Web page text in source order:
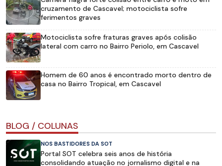
cruzamento de Cascavel; motociclista sofre
ferimentos graves
Motociclista sofre fraturas graves após colisão
lateral com carro no Bairro Periolo, em Cascavel
Homem de 60 anos é encontrado morto dentro de
casa no Bairro Tropical, em Cascavel
BLOG / COLUNAS
NOS BASTIDORES DA SOT
Portal SOT celebra seis anos de história
consolidando atuação no jornalismo digital e na